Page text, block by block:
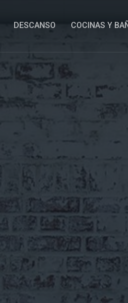
DESCANSO COCINAS Y